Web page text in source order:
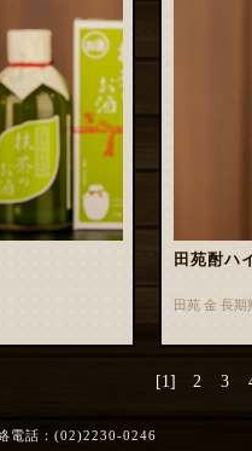
田苑酎ハ
田苑 金 長
[1] 2 3
電話：(02)2230-0246